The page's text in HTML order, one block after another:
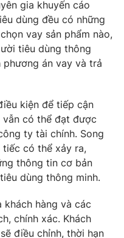
gia khuyến cáo
dùng đều có những
vay sản phẩm nào,
tiêu dùng thông
án vay và trả
kiện để tiếp cận
vẫn có thể đạt được
ty tài chính. Song
có thể xảy ra,
thông tin cơ bản
dùng thông minh.
hàng và các
chính xác. Khách
điều chỉnh, thời hạn